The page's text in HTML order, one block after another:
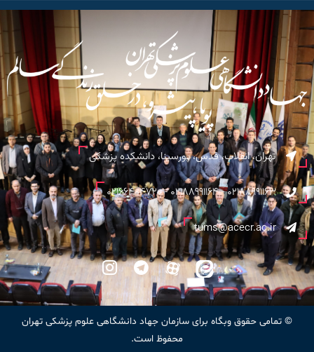
تهران، انقلاب، قدس، پورسینا، دانشکده پزشکی
02188991163 - 02188991164 - 02166404720
tums@acecr.ac.ir
© تمامی حقوق وبگاه برای سازمان جهاد دانشگاهی علوم پزشکی تهران
محفوظ است.